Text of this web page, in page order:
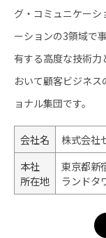
グ・コミュニケーシ
ーションの3領域で
有する高度な技術力
おいて顧客ビジネ
ョナル集団です。
会社名
株式会社
本社
所在地
東京都新
ランドタ